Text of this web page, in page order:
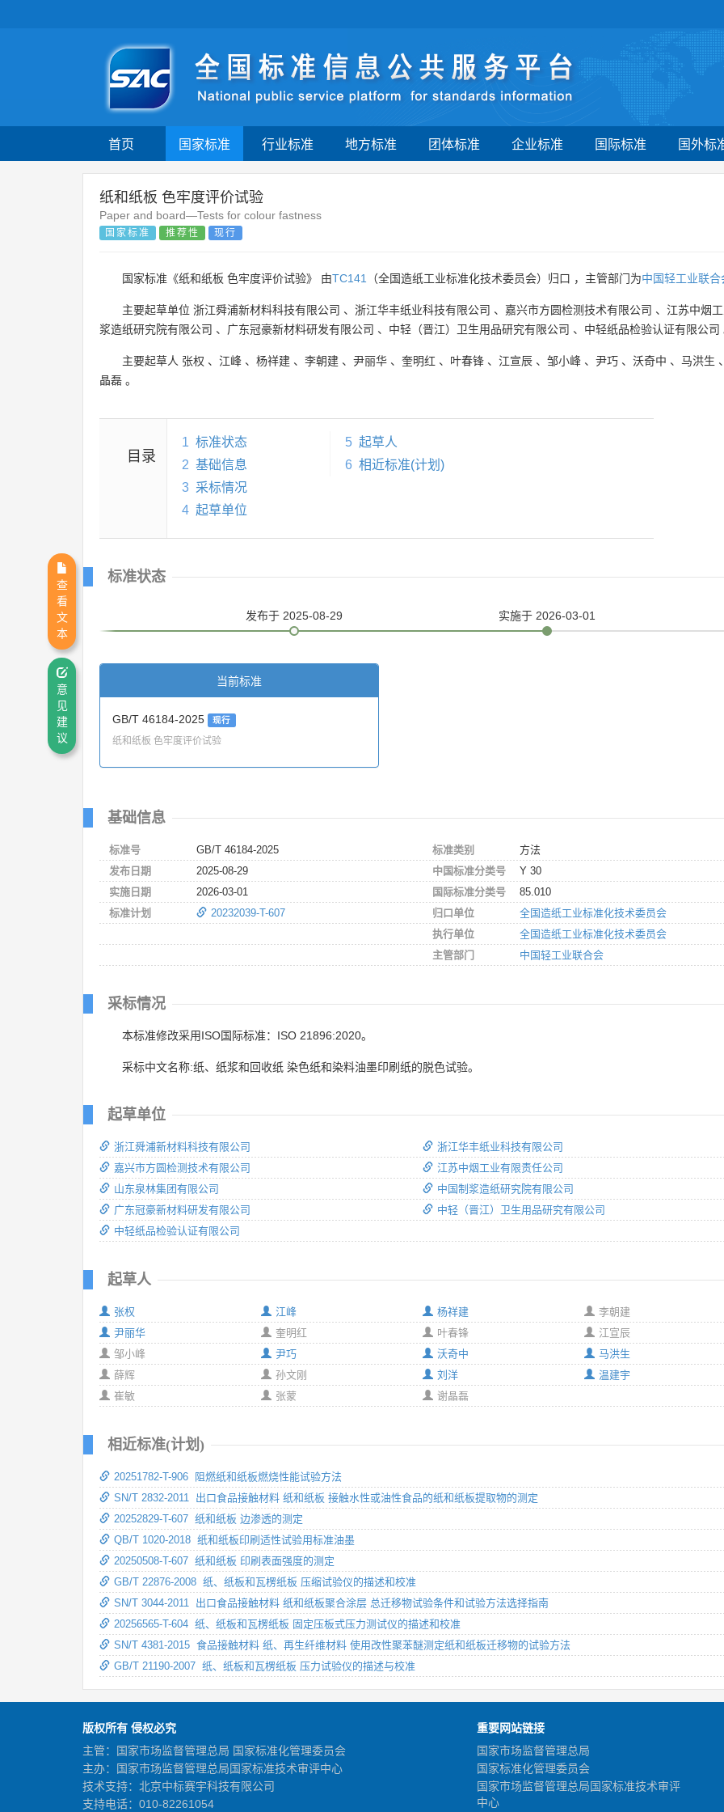
首页 国家标准 行业标准 地方标准 团体标准 企业标准 国际标准 国外标
纸和纸板 色牢度评价试验
Paper and board—Tests for colour fastness
国家标准 推荐性 现行
国家标准《纸和纸板 色牢度评价试验》 由TC141 （全国造纸工业标准化技术委员会）归口 ，主管部门为中国轻工业联合
主要起草单位 浙江舜浦新材料科技有限公司 、 浙江华丰纸业科技有限公司 、 嘉兴市方圆检测技术有限公司 、 江苏中烟
浆造纸研究院有限公司 、 广东冠豪新材料研发有限公司 、 中轻（晋江）卫生用品研究有限公司 、 中轻纸品检验认证有限公司
主要起草人 张权 、 江峰 、 杨祥建 、 李朝建 、 尹丽华 、 奎明红 、 叶春锋 、 江宣辰 、 邹小峰 、 尹巧 、 沃奇中 、 马洪生
晶磊 。
目录
1 标准状态
2 基础信息
3 采标情况
4 起草单位
5 起草人
6 相近标准(计划)
标准状态
发布于 2025-08-29 实施于 2026-03-01
当前标准
GB/T 46184-2025 现行
纸和纸板 色牢度评价试验
基础信息
标准号
GB/T 46184-2025
发布日期
2025-08-29
实施日期
2026-03-01
标准计划
20232039-T-607
标准类别
方法
中国标准分类号
Y 30
国际标准分类号
85.010
归口单位
全国造纸工业标准化技术委员会
执行单位
全国造纸工业标准化技术委员会
主管部门
中国轻工业联合会
采标情况
本标准修改采用ISO国际标准：ISO 21896:2020。
采标中文名称:纸、纸浆和回收纸 染色纸和染料油墨印刷纸的脱色试验。
起草单位
浙江舜浦新材料科技有限公司
嘉兴市方圆检测技术有限公司
山东泉林集团有限公司
广东冠豪新材料研发有限公司
中轻纸品检验认证有限公司
浙江华丰纸业科技有限公司
江苏中烟工业有限责任公司
中国制浆造纸研究院有限公司
中轻（晋江）卫生用品研究有限公司
起草人
张权
江峰
尹丽华
奎明红
邹小峰
尹巧
薛辉
孙文刚
崔敏
张蒙
杨祥建
李朝建
叶春锋
江宣辰
沃奇中
马洪生
刘洋
温建宇
谢晶磊
相近标准(计划)
20251782-T-906 阻燃纸和纸板燃烧性能试验方法
SN/T 2832-2011 出口食品接触材料 纸和纸板 接触水性或油性食品的纸和纸板提取物的测定
20252829-T-607 纸和纸板 边渗透的测定
QB/T 1020-2018 纸和纸板印刷适性试验用标准油墨
20250508-T-607 纸和纸板 印刷表面强度的测定
GB/T 22876-2008 纸、纸板和瓦楞纸板 压缩试验仪的描述和校准
SN/T 3044-2011 出口食品接触材料 纸和纸板聚合涂层 总迁移物试验条件和试验方法选择指南
20256565-T-604 纸、纸板和瓦楞纸板 固定压板式压力测试仪的描述和校准
SN/T 4381-2015 食品接触材料 纸、再生纤维材料 使用改性聚苯醚测定纸和纸板迁移物的试验方法
GB/T 21190-2007 纸、纸板和瓦楞纸板 压力试验仪的描述与校准
版权所有 侵权必究
主管：国家市场监督管理总局 国家标准化管理委员会
主办：国家市场监督管理总局国家标准技术审评中心
技术支持：北京中标赛宇科技有限公司
支持电话：010-82261054
重要网站链接
国家市场监督管理总局
国家标准化管理委员会
国家市场监督管理总局国家标准技术审评
中心
查
看
文
本
意
见
建
议